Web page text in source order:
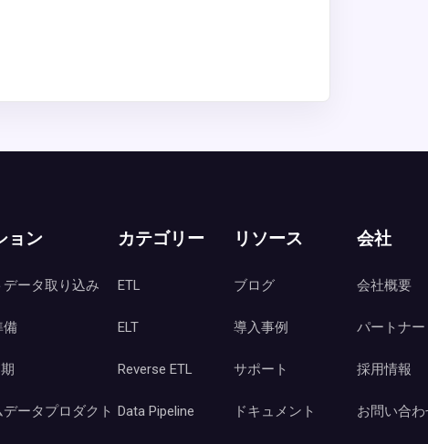
ョン
ータ取り込み
備
ータプロダクト
カテゴリー
ETL
ELT
Reverse ETL
Data Pipeline
リソース
ブログ
導入事例
サポート
ドキュメント
会社
会社概要
パートナー
採用情報
お問い合わ